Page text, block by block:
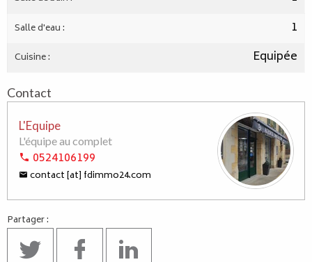
Salle d'eau : 1
Cuisine : Equipée
Contact
L'Equipe
L'équipe au complet
0524106199
contact [at] fdimmo24.com
Partager :